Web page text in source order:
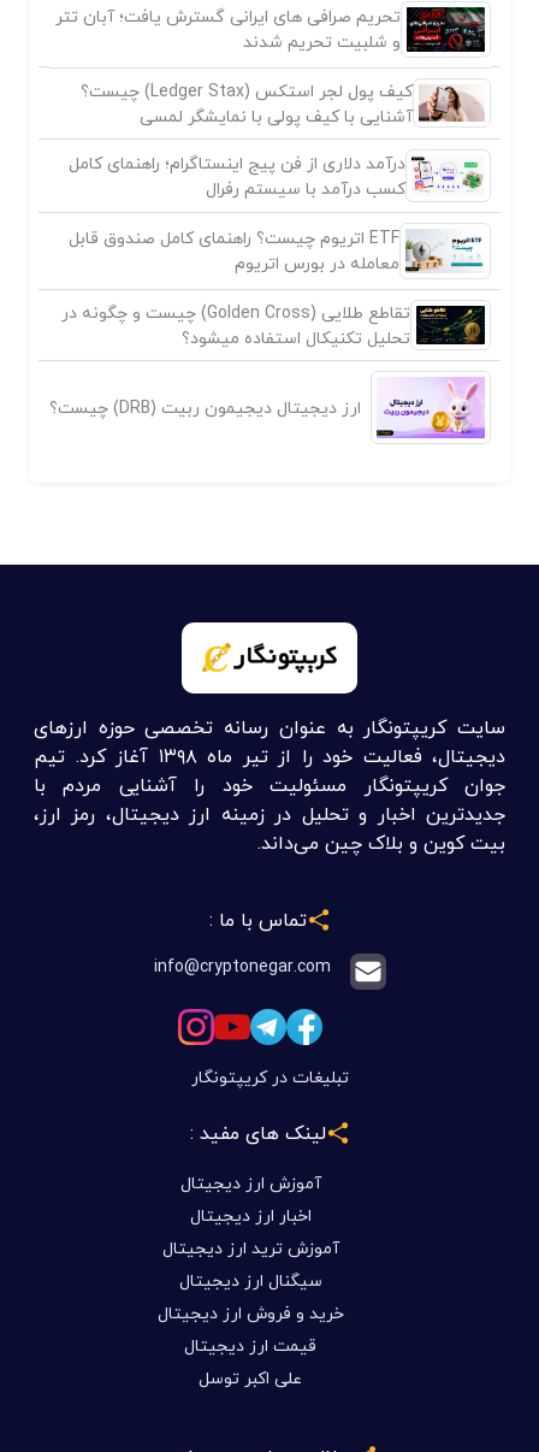
تحریم صرافی های ایرانی گسترش یافت؛ آبان تتر
و شلبیت تحریم شدند
کیف پول لجر استکس (Ledger Stax) چیست؟
آشنایی با کیف پولی با نمایشگر لمسی
درآمد دلاری از فن پیج اینستاگرام؛ راهنمای کامل
کسب درآمد با سیستم رفرال
ETF اتریوم چیست؟ راهنمای کامل صندوق قابل
معامله در بورس اتریوم
تقاطع طلایی (Golden Cross) چیست و چگونه در
تحلیل تکنیکال استفاده میشود؟
ارز دیجیتال دیجیمون ربیت (DRB) چیست؟
سایت کریپتونگار به عنوان رسانه تخصصی حوزه ارزهای
دیجیتال، فعالیت خود را از تیر ماه ۱۳۹۸ آغاز کرد. تیم
جوان کریپتونگار مسئولیت خود را آشنایی مردم با
جدیدترین اخبار و تحلیل در زمینه ارز دیجیتال، رمز ارز،
بیت کوین و بلاک چین می‌داند.
تماس با ما :
info@cryptonegar.com
تبلیغات در کریپتونگار
لینک های مفید :
آموزش ارز دیجیتال
اخبار ارز دیجیتال
آموزش ترید ارز دیجیتال
سیگنال ارز دیجیتال
خرید و فروش ارز دیجیتال
قیمت ارز دیجیتال
علی اکبر توسل